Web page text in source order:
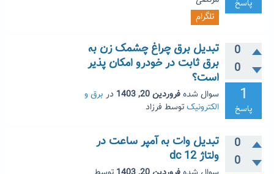
پاسخ
تلگرام
0
0
1
پاسخ
تبدیل برق چراغ چشمک زن به
برق ثابت در خودرو امکان پذیر
است؟
سوال شدهفروردین 20, 1403 در برق و
الکترونیکتوسط فرزاد
0
0
تبدیل وات به آمپر ساعت در
ولتاژ 12 dc